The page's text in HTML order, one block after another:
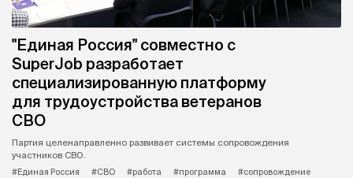
"Единая Россия" совместно с
SuperJob разработает
специализированную платформу
для трудоустройства ветеранов
СВО
Партия целенаправленно развивает системы сопровождения
участников СВО.
#Единая Россия
#СВО #работа #программа
#сопровождение